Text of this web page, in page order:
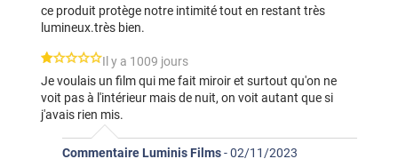
ce produit protège notre intimité tout en restant très
lumineux.très bien.
*****
Il y a 1009 jours
Je voulais un film qui me fait miroir et surtout qu'on ne
voit pas à l'intérieur mais de nuit, on voit autant que si
j'avais rien mis.
Commentaire Luminis Films-02/11/2023